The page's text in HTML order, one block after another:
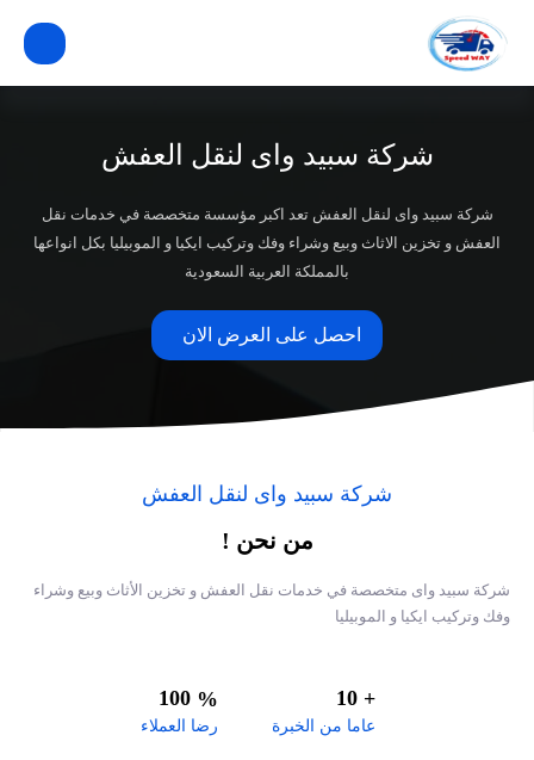
شركة سبيد واى لنقل العفش
شركة سبيد واى لنقل العفش تعد اكبر مؤسسة متخصصة في خدمات نقل
العفش و تخزين الاثاث وبيع وشراء وفك وتركيب ايكيا و الموبيليا بكل انواعها
بالمملكة العربية السعودية
احصل على العرض الان
شركة سبيد واى لنقل العفش
من نحن !
شركة سبيد واى متخصصة في خدمات نقل العفش و تخزين الأثاث وبيع وشراء
وفك وتركيب ايكيا و الموبيليا
+
عاما من الخبرة
%
رضا العملاء